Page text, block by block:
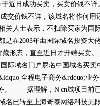
近日成功买卖，买卖价钱不详
价钱不详，该域名将作何用
关人士表示，不扫除买家为国
在2003年由国际域名投资大
雪藏形态，直至近日才开端买
际域名门户易名中国域名买卖
全程电子商务&rdquo;业务
务。 据理解，N.cn域项目前
名已转至上海奇泰网络科技无